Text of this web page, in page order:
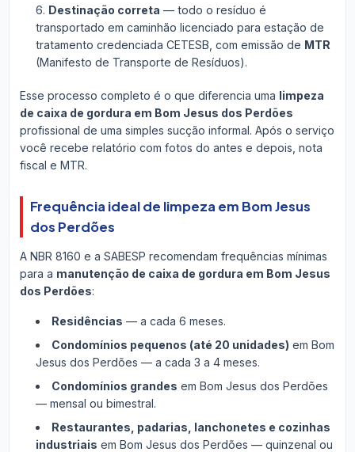
Destinação correta — todo o resíduo é
transportado em caminhão licenciado para estação de
tratamento credenciada CETESB, com emissão de MTR
(Manifesto de Transporte de Resíduos).
Esse processo completo é o que diferencia uma limpeza
de caixa de gordura em Bom Jesus dos Perdões
profissional de uma simples sucção informal. Após o serviço
você recebe relatório com fotos do antes e depois, nota
fiscal e MTR.
Frequência ideal de limpeza em Bom Jesus
dos Perdões
A NBR 8160 e a SABESP recomendam frequências mínimas
para a manutenção de caixa de gordura em Bom Jesus
dos Perdões:
Residências — a cada 6 meses.
Condomínios pequenos (até 20 unidades) em Bom
Jesus dos Perdões — a cada 3 a 4 meses.
Condomínios grandes em Bom Jesus dos Perdões
— mensal ou bimestral.
Restaurantes, padarias, lanchonetes e cozinhas
industriais em Bom Jesus dos Perdões — quinzenal ou